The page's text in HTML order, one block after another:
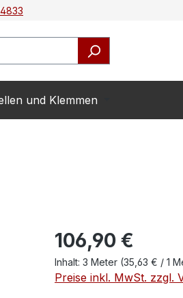
und Klemmen
106,90 €
Inhalt: 3 Meter (35,63 € / 1
Preise inkl. MwSt. zzgl.